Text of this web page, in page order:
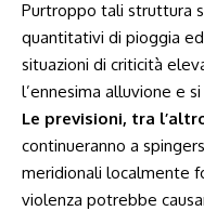
Purtroppo tali struttura
quantitativi di pioggia
situazioni di criticità
l’ennesima alluvione e
Le previsioni, tra
continueranno a
meridionali localmente
violenza potrebbe